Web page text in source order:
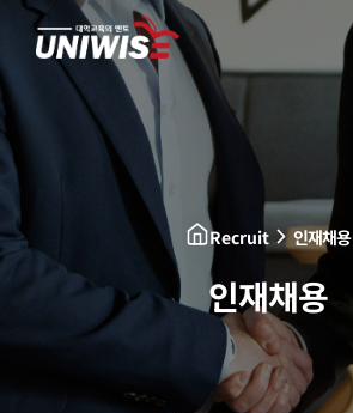
About Us
Business
Vision
Recruit
Recruit 인재채용
인재채용